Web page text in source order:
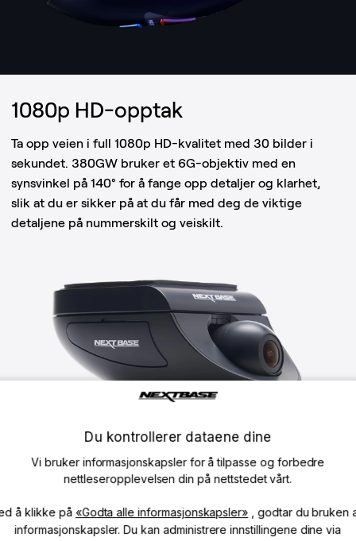
1080p HD-opptak
Ta opp veien i full 1080p HD-kvalitet med 30 bilder i
sekundet. 380GW bruker et 6G-objektiv med en
synsvinkel på 140° for å fange opp detaljer og klarhet,
slik at du er sikker på at du får med deg de viktige
detaljene på nummerskilt og veiskilt.
Med innebygd Wi-Fi kan føreren laste ned og dele
Du kontrollerer dataene dine
Vi bruker informasjonskapsler for å tilpasse og forbedre
nettleseropplevelsen din på nettstedet vårt.
å klikke på «Godta alle informasjonskapsler» , godtar du bruken
informasjonskapsler. Du kan administrere innstillingene dine via